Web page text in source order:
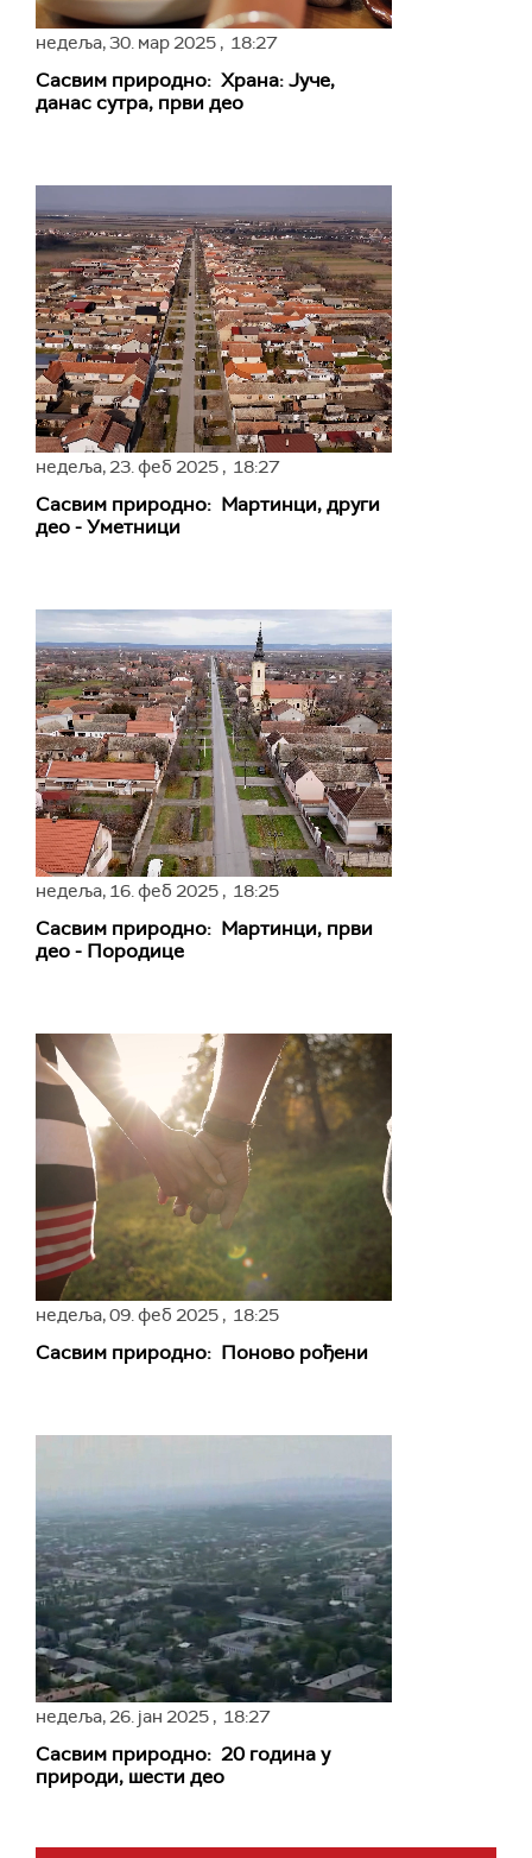
недеља,30. мар 2025 , 18:27
Сасвим природно: Храна: Јуче,
данас сутра, први део
недеља,23. феб 2025 , 18:27
Сасвим природно: Мартинци, други
део - Уметници
недеља, 16. феб 2025 , 18:25
Сасвим природно: Мартинци, први
део - Породице
недеља,09. феб 2025 , 18:25
Сасвим природно: Поново рођени
недеља,26. јан 2025 , 18:27
Сасвим природно: 20 година у
природи, шести део